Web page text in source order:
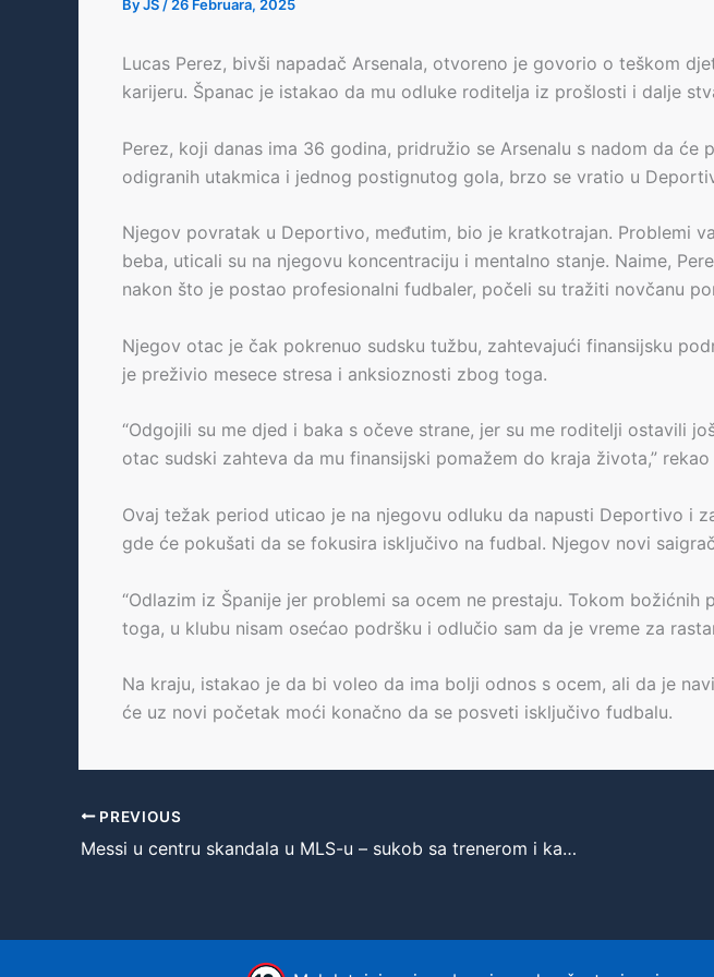
ByJS / 26 Februara, 2025
Lucas Perez, bivši napadač Arsenala, otvoreno je govorio o teškom
karijeru. Španac je istakao da mu odluke roditelja iz prošlosti i dalje
Perez, koji danas ima 36 godina, pridružio se Arsenalu s nadom da
odigranih utakmica i jednog postignutog gola, brzo se vratio u
Njegov povratak u Deportivo, međutim, bio je kratkotrajan. Problemi
beba, uticali su na njegovu koncentraciju i mentalno stanje. Naime,
nakon što je postao profesionalni fudbaler, počeli su tražiti novčanu
Njegov otac je čak pokrenuo sudsku tužbu, zahtevajući finansijsku
je preživio mesece stresa i anksioznosti zbog toga.
“Odgojili su me djed i baka s očeve strane, jer su me roditelji ostavili
otac sudski zahteva da mu finansijski pomažem do kraja života,” rekao
Ovaj težak period uticao je na njegovu odluku da napusti Deportivo i
gde će pokušati da se fokusira isključivo na fudbal. Njegov novi
“Odlazim iz Španije jer problemi sa ocem ne prestaju. Tokom
toga, u klubu nisam osećao podršku i odlučio sam da je vreme za
Na kraju, istakao je da bi voleo da ima bolji odnos s ocem, ali da je
će uz novi početak moći konačno da se posveti isključivo fudbalu.
PREVIOUS
Messi u centru skandala u MLS-u – sukob sa trenerom i kazna lige